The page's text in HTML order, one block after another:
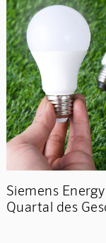
Siemens
Quartal des